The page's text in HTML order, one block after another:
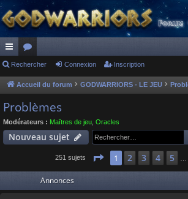
ac
co
ur
ci
or
u
m
s
Rechercher Connexion Inscription
Accueil du forum GODWARRIORS - LE JEU
Problèmes
Modérateurs : Maîtres de jeu Oracles
Nouveau sujet
251 sujets Page 1sur 13
1 2 3 4 5
Annonces